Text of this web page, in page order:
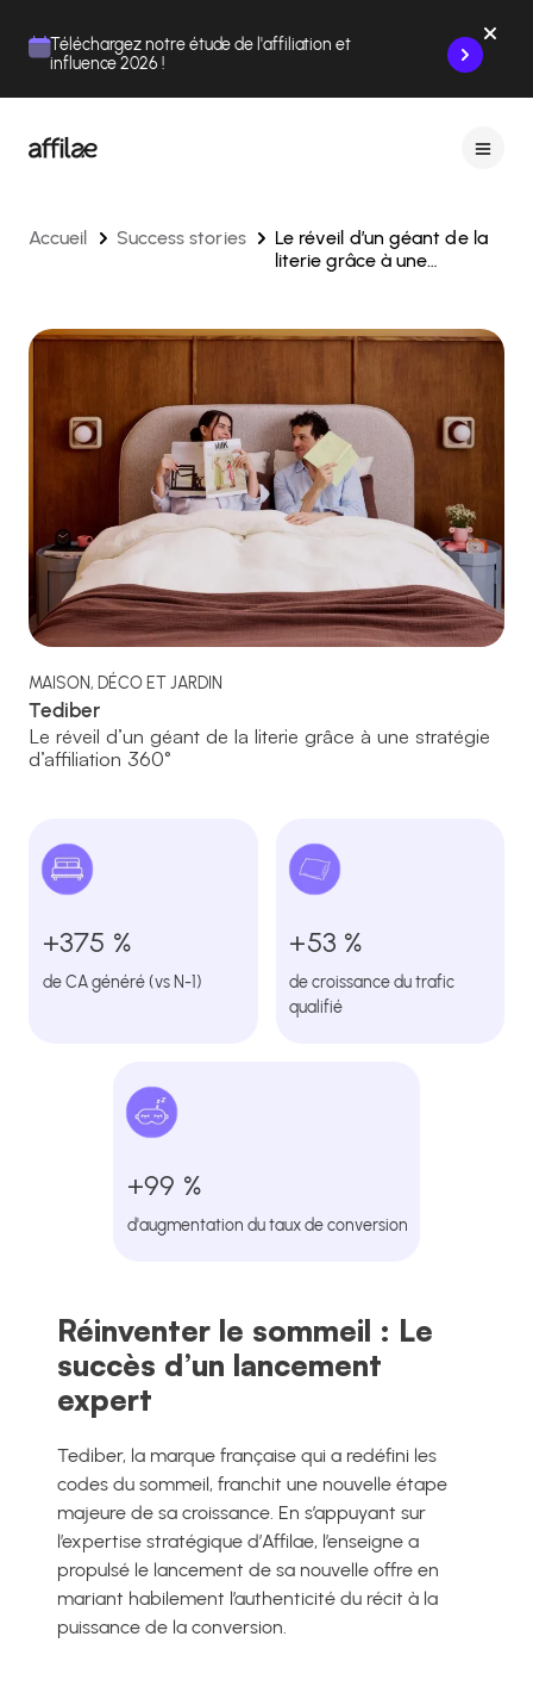
Téléchargez notre étude de l'affiliation et
influence 2026 !
Accueil Success stories
Le réveil d’un géant de la
literie grâce à une
MAISON, DÉCO ET JARDIN
Tediber
Le réveil d’un géant de la literie grâce à une stratégie
d’affiliation 360°
+375 %
de CA généré (vs N-1)
+53 %
de croissance du trafic
qualifié
+99 %
d'augmentation du taux de conversion
Réinventer le sommeil : Le
succès d’un lancement
expert
Tediber, la marque française qui a redéfini les
codes du sommeil, franchit une nouvelle étape
majeure de sa croissance. En s’appuyant sur
l’expertise stratégique d’Affilae, l’enseigne a
propulsé le lancement de sa nouvelle offre en
mariant habilement l’authenticité du récit à la
puissance de la conversion.